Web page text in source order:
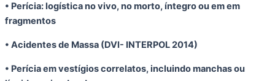
• Perícia: logística no vivo, no morto, íntegro ou em em
fragmentos
• Acidentes de Massa (DVI- INTERPOL 2014)
• Perícia em vestígios correlatos, incluindo manchas ou